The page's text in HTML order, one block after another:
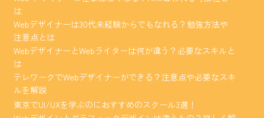
は
Webデザイナーは30代未経験からでもなれる？勉強方法や
注意点とは
WebデザイナーとWebライターは何が違う？必要なスキルと
は
テレワークでWebデザイナーができる？注意点や必要なスキ
ルを解説
東京でUI/UXを学ぶのにおすすめのスクール3選！